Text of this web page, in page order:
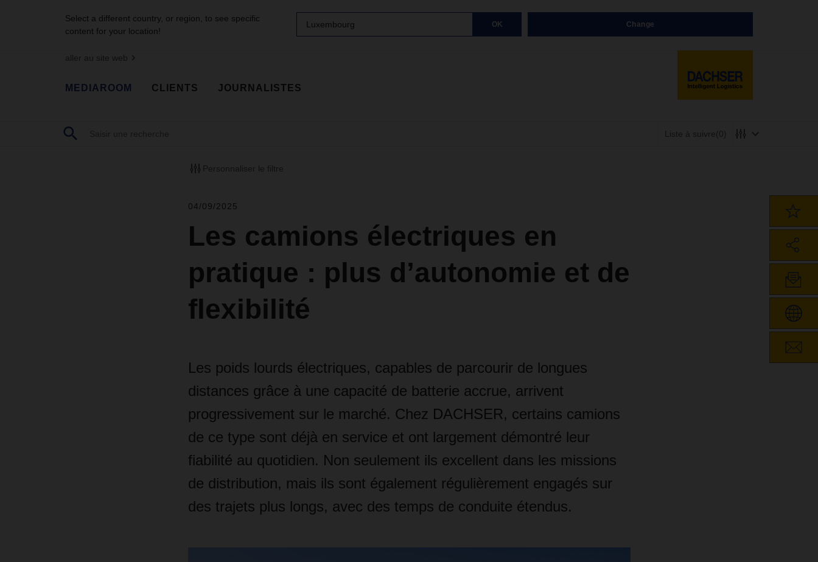
Select a different country, or region, to see specific
content for your location!
Luxembourg OK Change
aller au site web
MEDIAROOM CLIENTS JOURNALISTES
Liste à suivre(0)
Personnaliser le filtre
04/09/2025
Les camions électriques en
pratique : plus d’autonomie et de
flexibilité
Les poids lourds électriques, capables de parcourir de longues
distances grâce à une capacité de batterie accrue, arrivent
progressivement sur le marché. Chez DACHSER, certains camions
de ce type sont déjà en service et ont largement démontré leur
fiabilité au quotidien. Non seulement ils excellent dans les missions
de distribution, mais ils sont également régulièrement engagés sur
des trajets plus longs, avec des temps de conduite étendus.